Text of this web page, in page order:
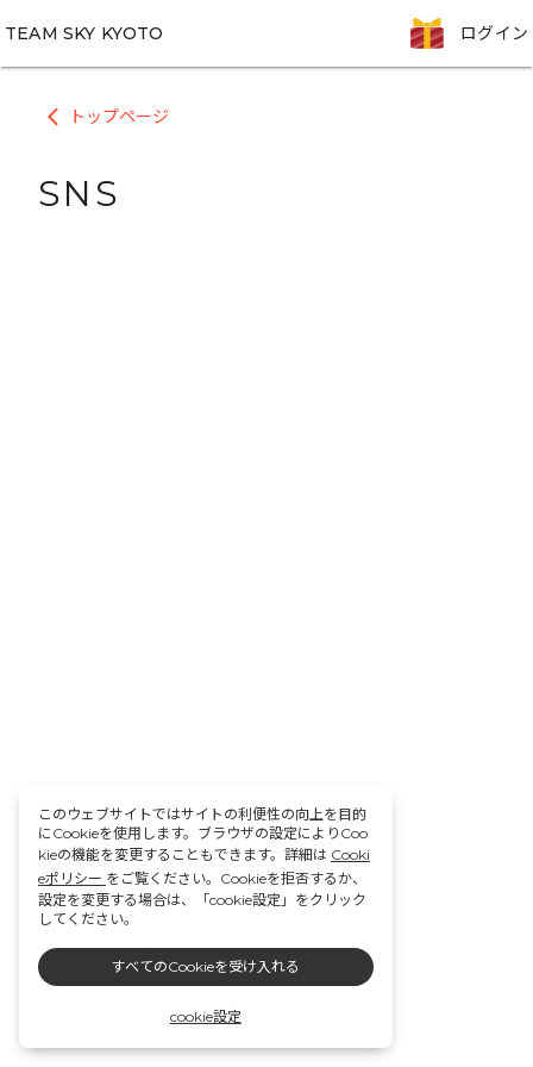
TEAM SKY KYOTO ログイン
arrow_back_ios トップページ
SNS
このウェブサイトではサイトの利便性の向上を目的
にCookieを使用します。ブラウザの設定によりCoo
kieの機能を変更することもできます。詳細は Cooki
eポリシー をご覧ください。Cookieを拒否するか、
設定を変更する場合は、「cookie設定」をクリック
してください。
すべてのCookieを受け入れる
cookie設定